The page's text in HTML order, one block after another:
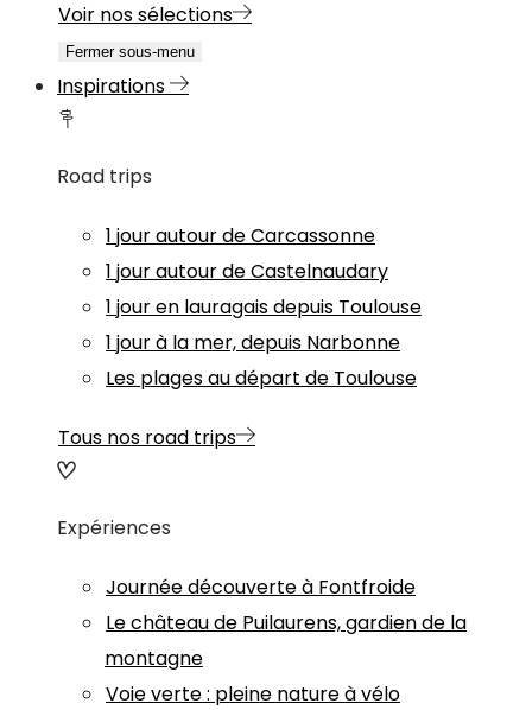
Voir nos sélections
Fermer sous-menu
Inspirations
Road trips
1 jour autour de Carcassonne
1 jour autour de Castelnaudary
1 jour en lauragais depuis Toulouse
1 jour à la mer, depuis Narbonne
Les plages au départ de Toulouse
Tous nos road trips
Expériences
Journée découverte à Fontfroide
Le château de Puilaurens, gardien de la
montagne
Voie verte : pleine nature à vélo